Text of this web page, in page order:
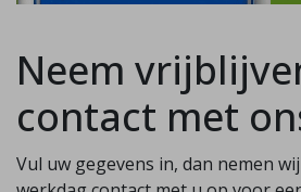
Neem
contact met
Vul uw gegevens in, dan nemen